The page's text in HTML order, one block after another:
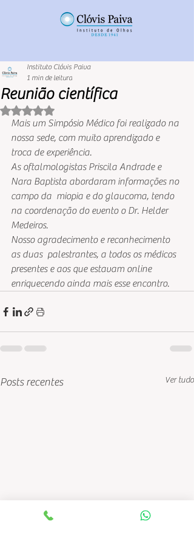
Reunião científica
Instituto Clóvis Paiva
1 min de leitura
Avaliado com NaN de 5 estrelas.
Mais um Simpósio Médico foi realizado na
nossa sede, com muito aprendizado e
troca de experiência.
As oftalmologistas Priscila Andrade e
Nara Baptista abordaram informações no
campo da  miopia e do glaucoma, tendo
na coordenação do evento o Dr. Helder
Medeiros.
Nosso agradecimento e reconhecimento
as duas  palestrantes, a todos os médicos
presentes e aos que estavam online
enriquecendo ainda mais esse encontro.
Posts recentes Ver tudo